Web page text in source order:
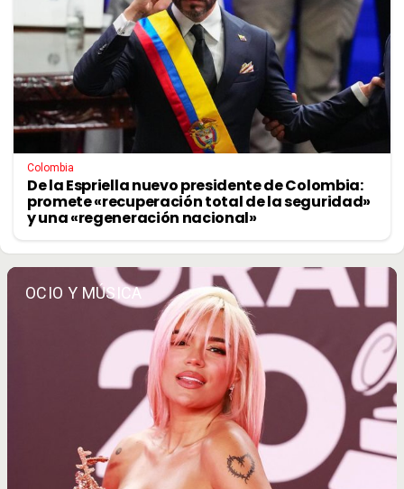
Colombia
De la Espriella nuevo presidente de Colombia:
promete «recuperación total de la seguridad»
y una «regeneración nacional»
OCIO Y MÚSICA